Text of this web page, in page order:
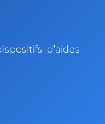
d’aides